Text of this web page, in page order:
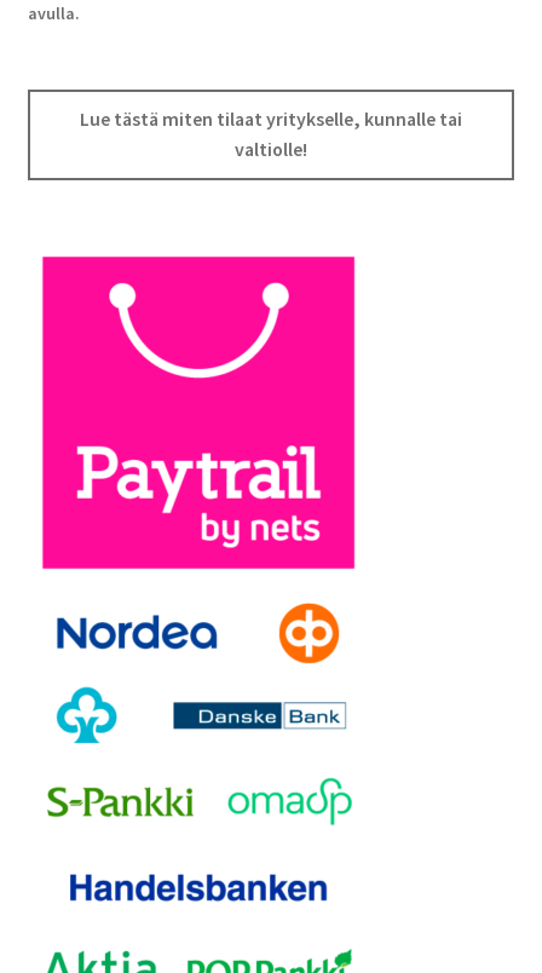
avulla.
Lue tästä miten tilaat yritykselle, kunnalle tai
valtiolle!